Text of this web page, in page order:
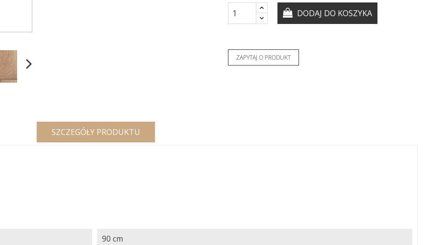
DODAJ DO KOSZYKA
ZAPYTAJ O PRODUKT
SZCZEGÓŁY PRODUKTU
90 cm